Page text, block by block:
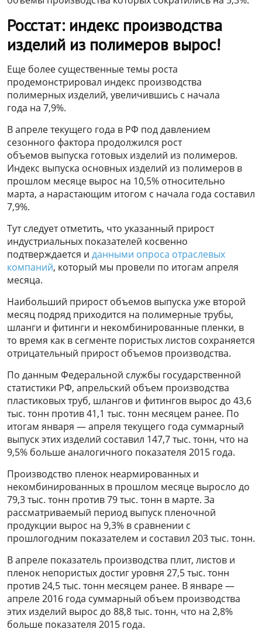
Росстат: индекс производства
изделий из полимеров вырос!
Еще более существенные темы роста
продемонстрировал индекс производства
полимерных изделий, увеличившись с начала
года на 7,9%.
В апреле текущего года в РФ под давлением
сезонного фактора продолжился рост
объемов выпуска готовых изделий из полимеров.
Индекс выпуска основных изделий из полимеров в
прошлом месяце вырос на 10,5% относительно
марта, а нарастающим итогом с начала года составил
7,9%.
Тут следует отметить, что указанный прирост
индустриальных показателей косвенно
подтверждается и данными опроса отраслевых
компаний, который мы провели по итогам апреля
месяца.
Наибольший прирост объемов выпуска уже второй
месяц подряд приходится на полимерные трубы,
шланги и фитинги и некомбинированные пленки, в
то время как в сегменте пористых листов сохраняется
отрицательный прирост объемов производства.
По данным Федеральной службы государственной
статистики РФ, апрельский объем производства
пластиковых труб, шлангов и фитингов вырос до 43,6
тыс. тонн против 41,1 тыс. тонн месяцем ранее. По
итогам января — апреля текущего года суммарный
выпуск этих изделий составил 147,7 тыс. тонн, что на
9,5% больше аналогичного показателя 2015 года.
Производство пленок неармированных и
некомбинированных в прошлом месяце выросло до
79,3 тыс. тонн против 79 тыс. тонн в марте. За
рассматриваемый период выпуск пленочной
продукции вырос на 9,3% в сравнении с
прошлогодним показателем и составил 203 тыс. тонн.
В апреле показатель производства плит, листов и
пленок непористых достиг уровня 27,5 тыс. тонн
против 24,5 тыс. тонн месяцем ранее. В январе —
апреле 2016 года суммарный объем производства
этих изделий вырос до 88,8 тыс. тонн, что на 2,8%
больше показателя 2015 года.